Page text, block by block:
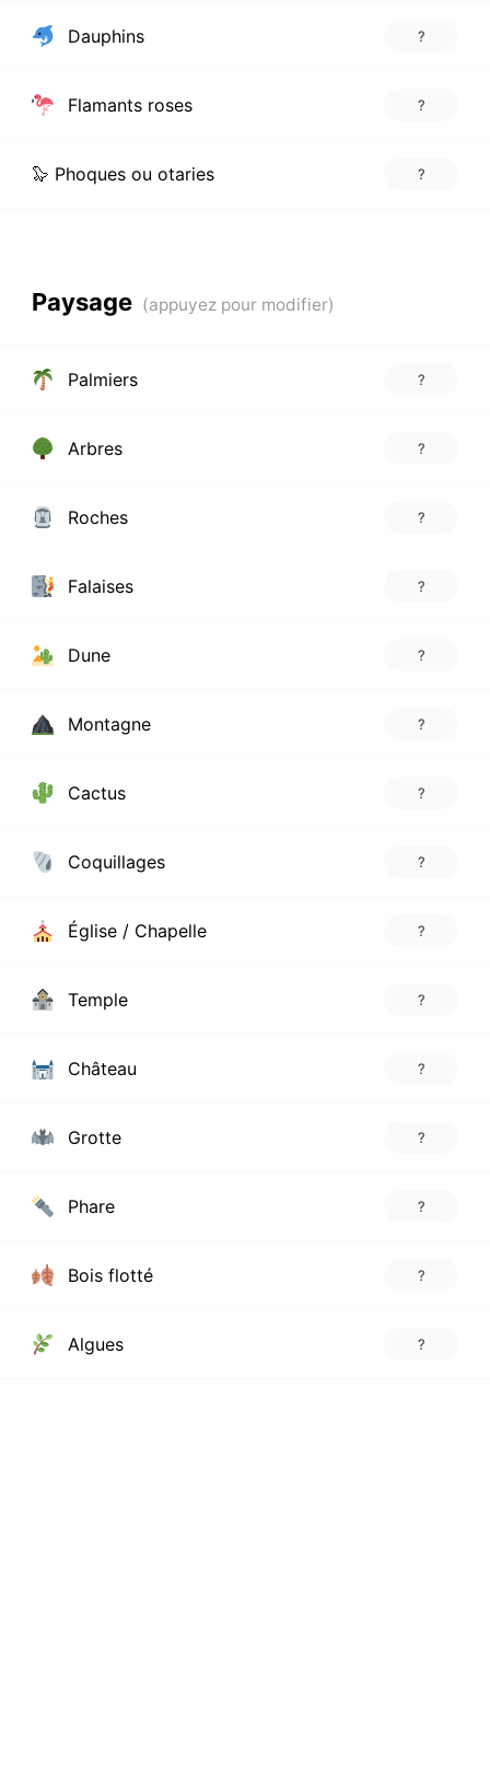
Dauphins ?
Flamants roses ?
🦭 Phoques ou otaries ?
Paysage
Palmiers ?
Arbres ?
Roches ?
Falaises ?
Dune ?
Montagne ?
Cactus ?
Coquillages ?
Église / Chapelle ?
Temple ?
Château ?
Grotte ?
Phare ?
Bois flotté ?
Algues ?